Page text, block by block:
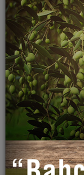
Patatesli
Sahrap